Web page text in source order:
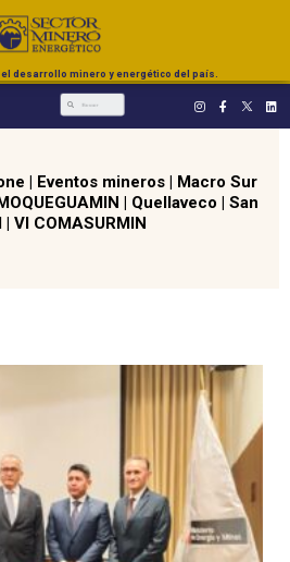
desarrollo minero y energético del país.
| Eventos mineros | Macro Sur
| Quellaveco | San
| VI COMASURMIN